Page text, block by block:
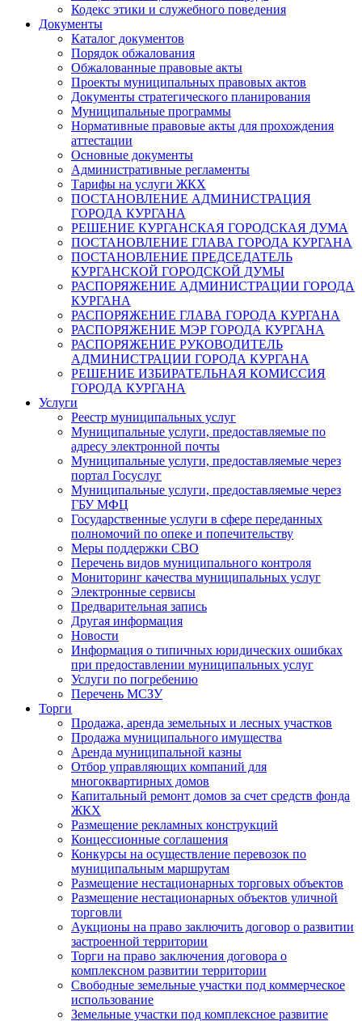
Кодекс этики и служебного поведения
Документы
Каталог документов
Порядок обжалования
Обжалованные правовые акты
Проекты муниципальных правовых актов
Документы стратегического планирования
Муниципальные программы
Нормативные правовые акты для прохождения
аттестации
Основные документы
Административные регламенты
Тарифы на услуги ЖКХ
ПОСТАНОВЛЕНИЕ АДМИНИСТРАЦИЯ
ГОРОДА КУРГАНА
РЕШЕНИЕ КУРГАНСКАЯ ГОРОДСКАЯ ДУМА
ПОСТАНОВЛЕНИЕ ГЛАВА ГОРОДА КУРГАНА
ПОСТАНОВЛЕНИЕ ПРЕДСЕДАТЕЛЬ
КУРГАНСКОЙ ГОРОДСКОЙ ДУМЫ
РАСПОРЯЖЕНИЕ АДМИНИСТРАЦИИ ГОРОДА
КУРГАНА
РАСПОРЯЖЕНИЕ ГЛАВА ГОРОДА КУРГАНА
РАСПОРЯЖЕНИЕ МЭР ГОРОДА КУРГАНА
РАСПОРЯЖЕНИЕ РУКОВОДИТЕЛЬ
АДМИНИСТРАЦИИ ГОРОДА КУРГАНА
РЕШЕНИЕ ИЗБИРАТЕЛЬНАЯ КОМИССИЯ
ГОРОДА КУРГАНА
Услуги
Реестр муниципальных услуг
Муниципальные услуги, предоставляемые по
адресу электронной почты
Муниципальные услуги, предоставляемые через
портал Госуслуг
Муниципальные услуги, предоставляемые через
ГБУ МФЦ
Государственные услуги в сфере переданных
полномочий по опеке и попечительству
Меры поддержки СВО
Перечень видов муниципального контроля
Мониторинг качества муниципальных услуг
Электронные сервисы
Предварительная запись
Другая информация
Новости
Информация о типичных юридических ошибках
при предоставлении муниципальных услуг
Услуги по погребению
Перечень МСЗУ
Торги
Продажа, аренда земельных и лесных участков
Продажа муниципального имущества
Аренда муниципальной казны
Отбор управляющих компаний для
многоквартирных домов
Капитальный ремонт домов за счет средств фонда
ЖКХ
Размещение рекламных конструкций
Концессионные соглашения
Конкурсы на осуществление перевозок по
муниципальным маршрутам
Размещение нестационарных торговых объектов
Размещение нестационарных объектов уличной
торговли
Аукционы на право заключить договор о развитии
застроенной территории
Торги на право заключения договора о
комплексном развитии территории
Свободные земельные участки под коммерческое
использование
Земельные участки под комплексное развитие